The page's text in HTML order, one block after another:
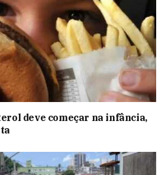
deve começar na infância,